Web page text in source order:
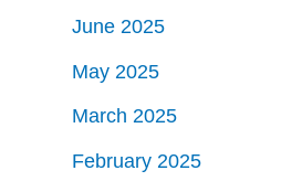
June 2025
May 2025
March 2025
February 2025